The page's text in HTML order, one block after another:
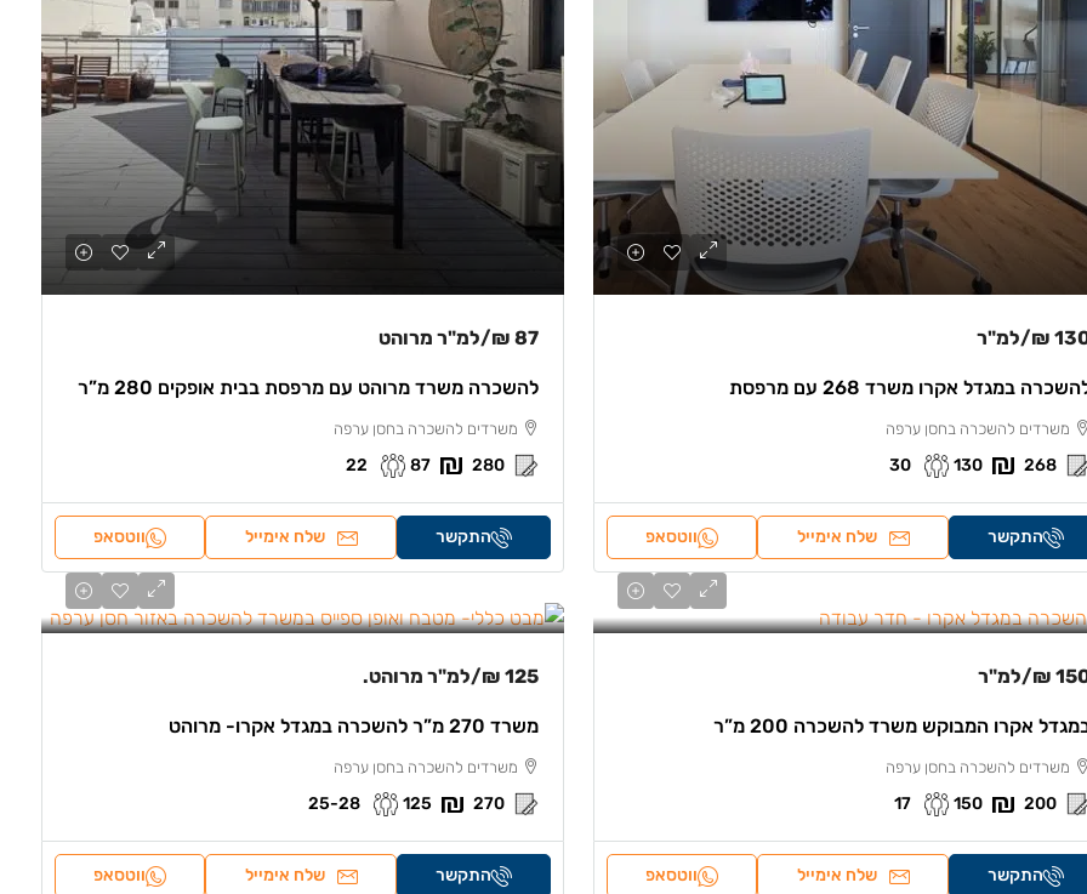
130 /למ"ר
במגדל אקרו משרד 268 עם מרפסת
משרדים להשכרה בחסן ערפה
268
130
30
התקשר שלח אימייל ווטסאפ
87 ₪ /למ"ר מרוהט
להשכרה משרד מרוהט עם מרפסת בבית אופקים 280 מ”ר
משרדים להשכרה בחסן ערפה
280
87
22
התקשר שלח אימייל ווטסאפ
150 /למ"ר
אקרו המבוקש משרד להשכרה 200 מ”ר
משרדים להשכרה בחסן ערפה
200
150
17
התקשר שלח אימייל ווטסאפ
125 ₪ /למ"ר מרוהט.
משרד 270 מ”ר להשכרה במגדל אקרו- מרוהט
משרדים להשכרה בחסן ערפה
270
125
25-28
התקשר שלח אימייל ווטסאפ